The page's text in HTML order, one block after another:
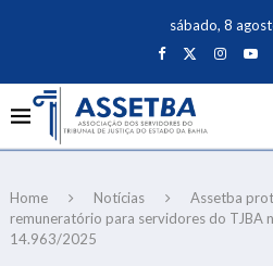
sábado, 8
Home Notícias
Assetba
remuneratório para servidores do TJBA
14.963/2025